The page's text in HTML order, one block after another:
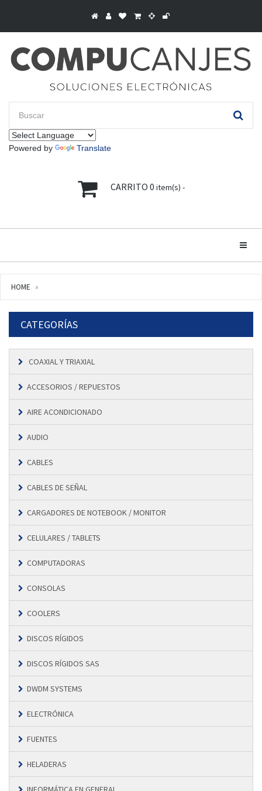
Powered by Translate
CARRITO 0 item(s) -
HOME
CATEGORÍAS
COAXIAL Y TRIAXIAL
ACCESORIOS / REPUESTOS
AIRE ACONDICIONADO
AUDIO
CABLES
CABLES DE SEÑAL
CARGADORES DE NOTEBOOK / MONITOR
CELULARES / TABLETS
COMPUTADORAS
CONSOLAS
COOLERS
DISCOS RÍGIDOS
DISCOS RÍGIDOS SAS
DWDM SYSTEMS
ELECTRÓNICA
FUENTES
HELADERAS